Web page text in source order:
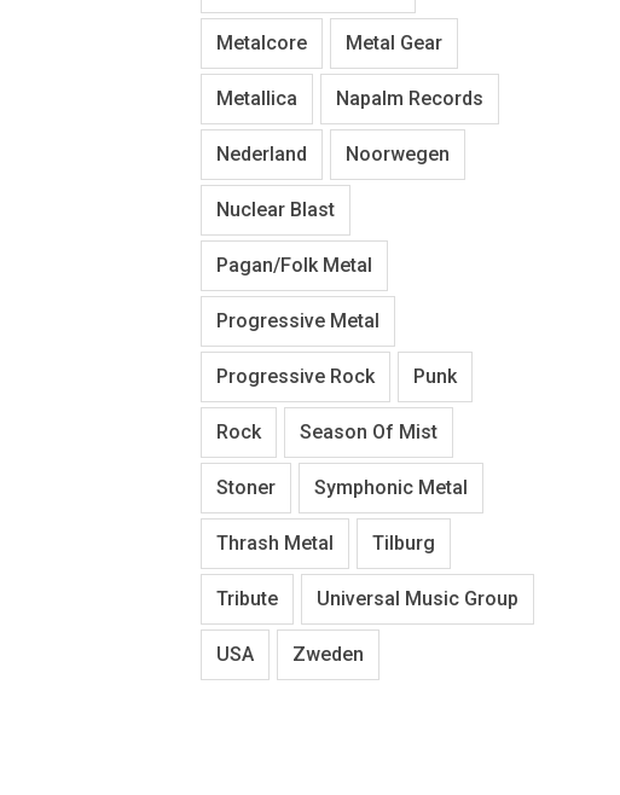
Metalcore Metal Gear
Metallica Napalm Records
Nederland Noorwegen
Nuclear Blast
Pagan/Folk Metal
Progressive Metal
Progressive Rock Punk
Rock Season Of Mist
Stoner Symphonic Metal
Thrash Metal Tilburg
Tribute Universal Music Group
USA Zweden